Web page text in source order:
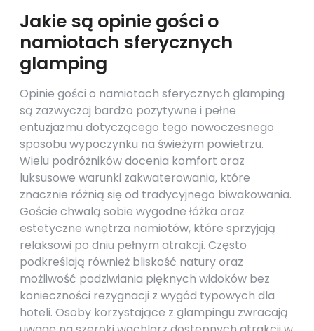
Jakie są opinie gości o
namiotach sferycznych
glamping
Opinie gości o namiotach sferycznych glamping
są zazwyczaj bardzo pozytywne i pełne
entuzjazmu dotyczącego tego nowoczesnego
sposobu wypoczynku na świeżym powietrzu.
Wielu podróżników docenia komfort oraz
luksusowe warunki zakwaterowania, które
znacznie różnią się od tradycyjnego biwakowania.
Goście chwalą sobie wygodne łóżka oraz
estetyczne wnętrza namiotów, które sprzyjają
relaksowi po dniu pełnym atrakcji. Często
podkreślają również bliskość natury oraz
możliwość podziwiania pięknych widoków bez
konieczności rezygnacji z wygód typowych dla
hoteli. Osoby korzystające z glampingu zwracają